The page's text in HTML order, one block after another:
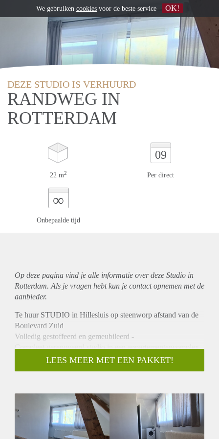
DEZE STUDIO IS VERHUURD
RANDWEG IN
ROTTERDAM
22 m2
09
Per direct
∞
Onbepaalde tijd
Op deze pagina vind je alle informatie over deze Studio in
Rotterdam. Als je vragen hebt kun je contact opnemen met de
aanbieder.
Te huur STUDIO in Hillesluis op steenworp afstand van de
Boulevard Zuid
Volledig gestoffeerd en gemeubileerd -
Compleet gerenoveerd studio in een appartementencomplex
aan de Randweg in de wijk Hillesluis op steenworp afstand
van winkelstraat ‘’Boulevard Zuid’’. De winkels, het
en gemak van een stadsappartement.
Kenmerken
Ca. 22 m2 woonoppervlakte
Volledig gestoffeerd en gemeubileerd.
LEES MEER MET EEN PAKKET!
We gebruiken cookies voor de beste service OK!